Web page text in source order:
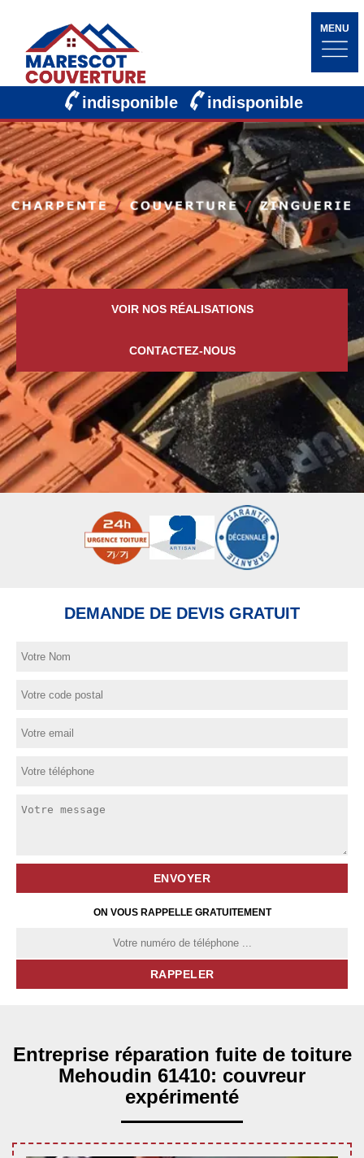
MENU
indisponible indisponible
VOIR NOS RÉALISATIONS
CONTACTEZ-NOUS
DEMANDE DE DEVIS GRATUIT
ON VOUS RAPPELLE GRATUITEMENT
Entreprise réparation fuite de toiture
Mehoudin 61410: couvreur
expérimenté